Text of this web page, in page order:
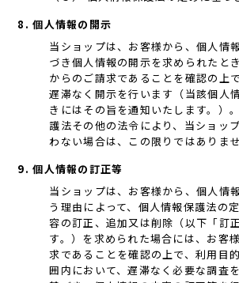
8. 個人情報の開示
当ショップは、お客様から、個人情
づき個人情報の開示を求められたと
からのご請求であることを確認の上
遅滞なく開示を行います（当該個人
きにはその旨を通知いたします。）
護法その他の法令により、当ショッ
わない場合は、この限りではありませ
9. 個人情報の訂正等
当ショップは、お客様から、個人情
う理由によって、個人情報保護法の
容の訂正、追加又は削除（以下「訂
す。）を求められた場合には、お客
求であることを確認の上で、利用目
囲内において、遅滞なく必要な調査